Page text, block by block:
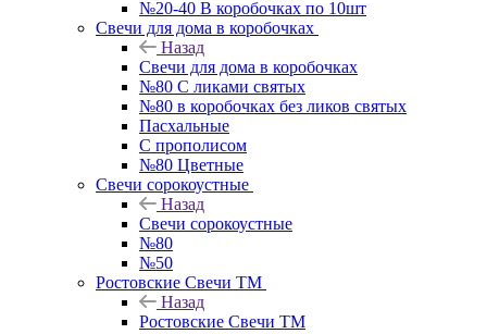
№20-40 В коробочках по 10шт
Свечи для дома в коробочках
Назад
Свечи для дома в коробочках
№80 С ликами святых
№80 в коробочках без ликов святых
Пасхальные
С прополисом
№80 Цветные
Свечи сорокоустные
Назад
Свечи сорокоустные
№80
№50
Ростовские Свечи ТМ
Назад
Ростовские Свечи ТМ